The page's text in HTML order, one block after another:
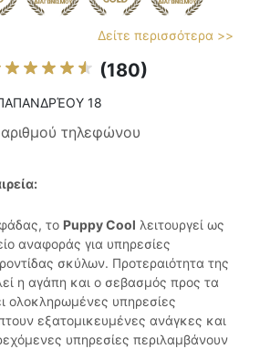
Δείτε περισσότερα >>
(180)
18
τηλεφώνου
το Puppy Cool λειτουργεί ως
αναφοράς για υπηρεσίες
σκύλων. Προτεραιότητα της
η αγάπη και ο σεβασμός προς τα
ολοκληρωμένες υπηρεσίες
εξατομικευμένες ανάγκες και
υπηρεσίες περιλαμβάνουν